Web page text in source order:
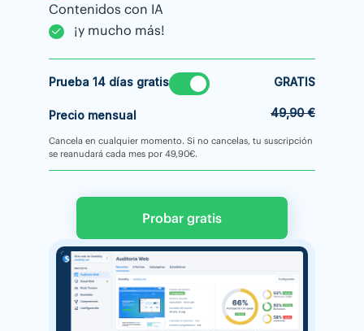
Contenidos con IA
¡y mucho más!
Prueba 14 días gratis GRATIS
Precio mensual 49,90 €
Cancela en cualquier momento. Si no cancelas, tu suscripción
se reanudará cada mes por 49,90€.
Probar gratis